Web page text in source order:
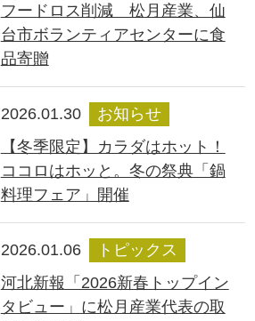
フードロス削減 松月産業、仙
台市ボランティアセンターに食
品寄贈
2026.01.30
お知らせ
【冬季限定】カラダはホット！
ココロはホッと。冬の祭典「鍋
料理フェア」開催
2026.01.06
トピックス
河北新報「2026新春トップイン
タビュー」に松月産業代表の取